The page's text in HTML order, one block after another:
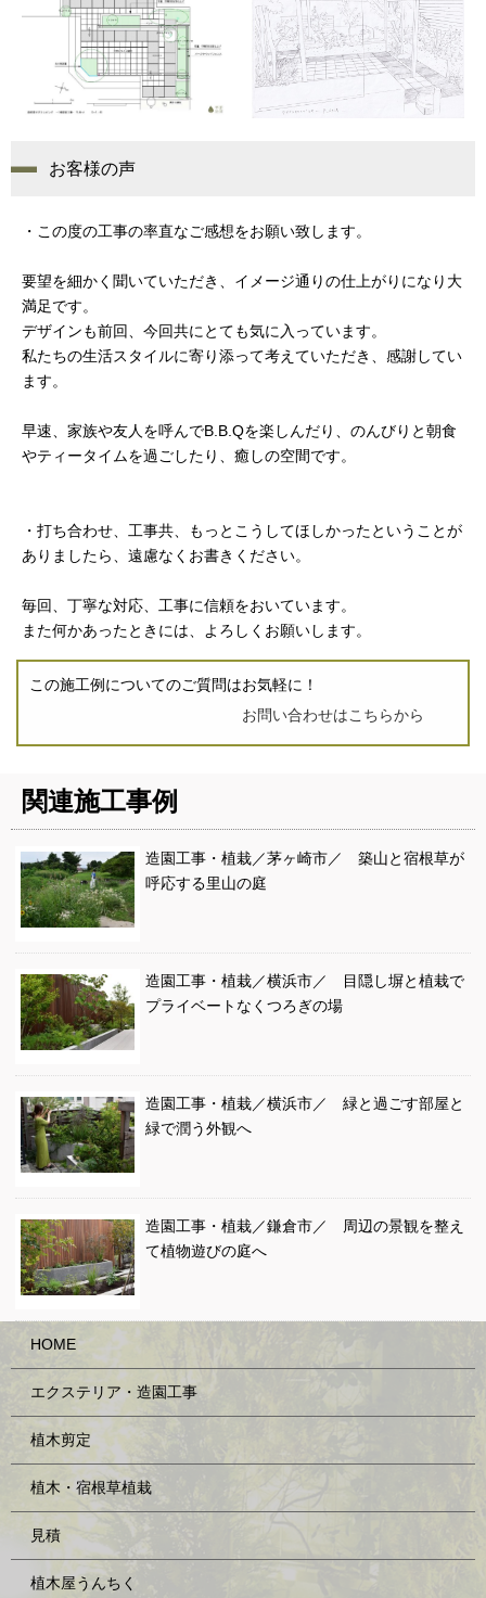
お客様の声
・この度の工事の率直なご感想をお願い致します。
要望を細かく聞いていただき、イメージ通りの仕上がりになり大
満足です。
デザインも前回、今回共にとても気に入っています。
私たちの生活スタイルに寄り添って考えていただき、感謝してい
ます。
早速、家族や友人を呼んでB.B.Qを楽しんだり、のんびりと朝食
やティータイムを過ごしたり、癒しの空間です。
・打ち合わせ、工事共、もっとこうしてほしかったということが
ありましたら、遠慮なくお書きください。
毎回、丁寧な対応、工事に信頼をおいています。
また何かあったときには、よろしくお願いします。
この施工例についてのご質問はお気軽に！
お問い合わせはこちらから
関連施工事例
造園工事・植栽／茅ヶ崎市／ 築山と宿根草が
呼応する里山の庭
造園工事・植栽／横浜市／ 目隠し塀と植栽で
プライベートなくつろぎの場
造園工事・植栽／横浜市／ 緑と過ごす部屋と
緑で潤う外観へ
造園工事・植栽／鎌倉市／ 周辺の景観を整え
て植物遊びの庭へ
HOME
エクステリア・造園工事
植木剪定
植木・宿根草植栽
見積
植木屋うんちく